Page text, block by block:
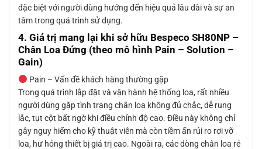
đặc biệt với người dùng hướng đến hiệu quả lâu dài và sự an
tâm trong quá trình sử dụng.
4. Giá trị mang lại khi sở hữu Bespeco SH80NP –
Chân Loa Đứng (theo mô hình Pain – Solution –
Gain)
Pain – Vấn đề khách hàng thường gặp
Trong quá trình lắp đặt và vận hành hệ thống loa, rất nhiều
người dùng gặp tình trạng chân loa không đủ chắc, dễ rung
lắc, tụt cột bất ngờ khi điều chỉnh độ cao. Điều này không chỉ
gây nguy hiểm cho kỹ thuật viên mà còn tiềm ẩn rủi ro rơi vỡ
loa, hư hỏng thiết bị giá trị cao. Ngoài ra, các dòng chân loa rẻ